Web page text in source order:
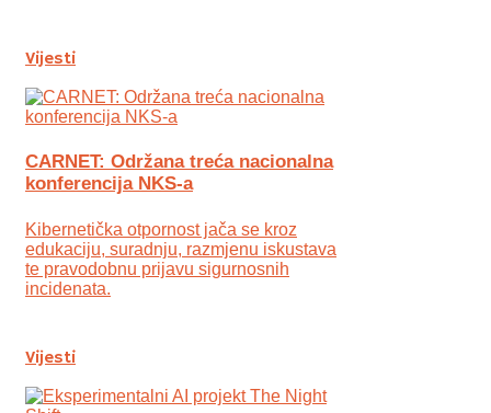
Vijesti
CARNET: Održana treća nacionalna
konferencija NKS-a
Kibernetička otpornost jača se kroz
edukaciju, suradnju, razmjenu iskustava
te pravodobnu prijavu sigurnosnih
incidenata.
Vijesti